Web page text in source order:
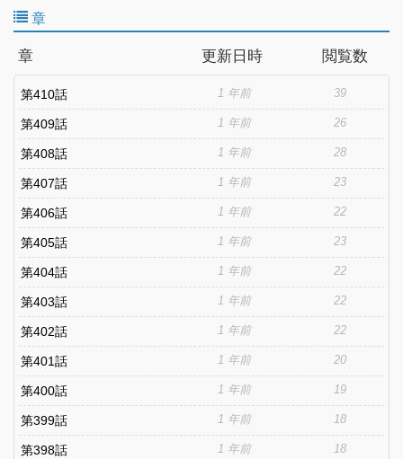
現れる。アシトの無限の可能性を見抜いた福田は、東京で開催さ
のサッカーに革命を起こすことになる少年の運命は、ここから急
速に回り始める！！
章
章 更新日時 閲覧数
第410話 1 年前 39
第409話 1 年前 26
第408話 1 年前 28
第407話 1 年前 23
第406話 1 年前 22
第405話 1 年前 23
第404話 1 年前 22
第403話 1 年前 22
第402話 1 年前 22
第401話 1 年前 20
第400話 1 年前 19
第399話 1 年前 18
第398話 1 年前 18